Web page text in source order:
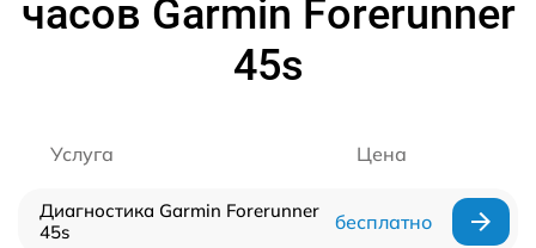
часов Garmin Forerunner
45s
Услуга Цена
Диагностика Garmin Forerunner
45s
бесплатно